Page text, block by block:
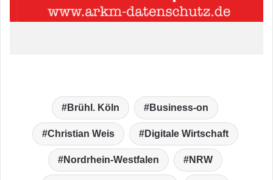
Brühl. Köln Business-on
Christian Weis Digitale Wirtschaft
Nordrhein-Westfalen NRW